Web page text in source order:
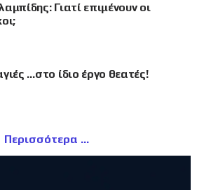
Γιατί επιμένουν οι
…στο ίδιο έργο θεατές!
Περισσότερα